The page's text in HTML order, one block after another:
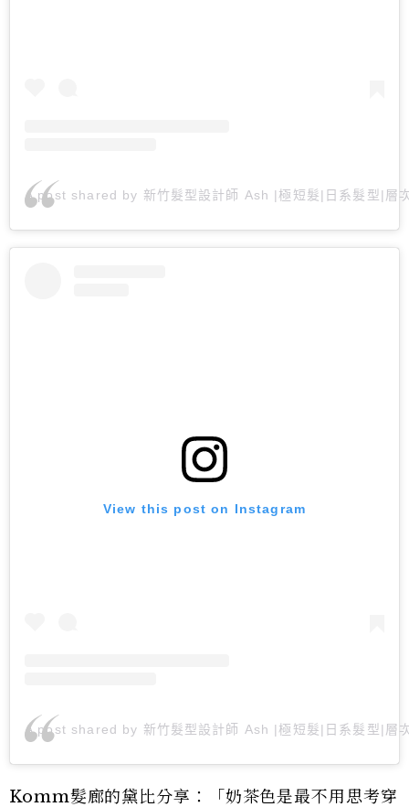
A post shared by 新竹髮型設計師 Ash |極短髮|日系髮型|層
View this post on Instagram
A post shared by 新竹髮型設計師 Ash |極短髮|日系髮型|層
Komm髮廊的黛比分享：「奶茶色是最不用思考穿